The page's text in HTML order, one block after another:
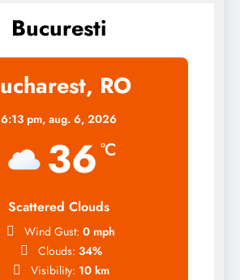
Bucuresti
RO
6:13 pm, aug. 6, 2026
36 °C
Scattered Clouds
Wind Gust: 0 mph
Clouds: 34%
Visibility: 10 km